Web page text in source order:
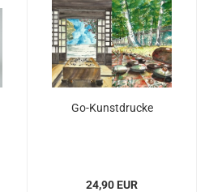
Go-Kunstdrucke
24,90 EUR